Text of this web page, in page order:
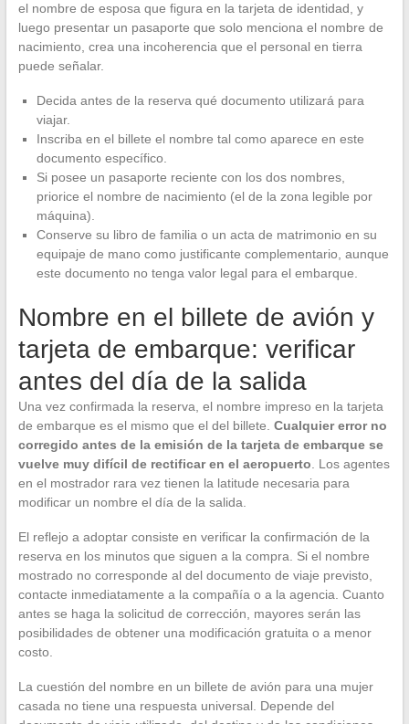
el nombre de esposa que figura en la tarjeta de identidad, y
luego presentar un pasaporte que solo menciona el nombre de
nacimiento, crea una incoherencia que el personal en tierra
puede señalar.
Decida antes de la reserva qué documento utilizará para
viajar.
Inscriba en el billete el nombre tal como aparece en este
documento específico.
Si posee un pasaporte reciente con los dos nombres,
priorice el nombre de nacimiento (el de la zona legible por
máquina).
Conserve su libro de familia o un acta de matrimonio en su
equipaje de mano como justificante complementario, aunque
este documento no tenga valor legal para el embarque.
Nombre en el billete de avión y
tarjeta de embarque: verificar
antes del día de la salida
Una vez confirmada la reserva, el nombre impreso en la tarjeta
de embarque es el mismo que el del billete. Cualquier error no
corregido antes de la emisión de la tarjeta de embarque se
vuelve muy difícil de rectificar en el aeropuerto. Los agentes
en el mostrador rara vez tienen la latitude necesaria para
modificar un nombre el día de la salida.
El reflejo a adoptar consiste en verificar la confirmación de la
reserva en los minutos que siguen a la compra. Si el nombre
mostrado no corresponde al del documento de viaje previsto,
contacte inmediatamente a la compañía o a la agencia. Cuanto
antes se haga la solicitud de corrección, mayores serán las
posibilidades de obtener una modificación gratuita o a menor
costo.
La cuestión del nombre en un billete de avión para una mujer
casada no tiene una respuesta universal. Depende del